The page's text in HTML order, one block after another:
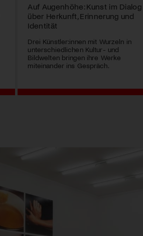
Auf Augenhöhe: Kunst im Dialog
über Herkunft, Erinnerung und
Identität
Drei Künstler:innen mit Wurzeln in
unterschiedlichen Kultur- und
Bildwelten bringen ihre Werke
miteinander ins Gespräch.